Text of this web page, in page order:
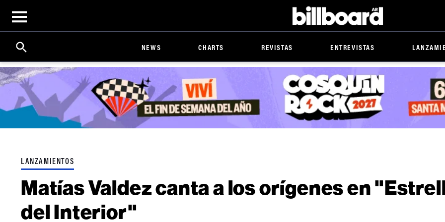
Open
menu
Billboard
Search
Click
Expand
Search
Input
NEWS CHARTS REVISTAS ENTREVISTAS
LANZAMIENTOS
Matías Valdez canta a los orígenes en
del Interior"